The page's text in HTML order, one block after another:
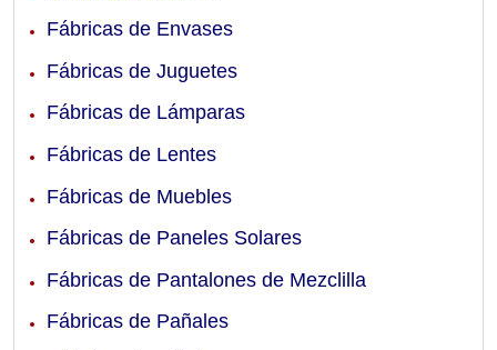
Fábricas de Envases
Fábricas de Juguetes
Fábricas de Lámparas
Fábricas de Lentes
Fábricas de Muebles
Fábricas de Paneles Solares
Fábricas de Pantalones de Mezclilla
Fábricas de Pañales